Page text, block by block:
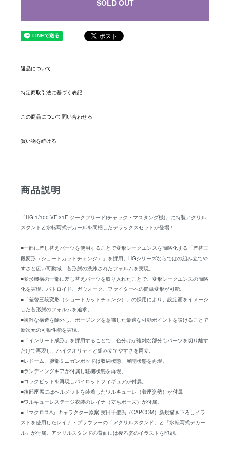
SOLD OUT
返品について
特定商取引法に基づく表記
この商品について問い合わせる
買い物を続ける
商品説明
「HG 1/100 VF-31E ジークフリード(チャック・マスタング機)」に特製アクリル
スタンドと水転写式デカールを同梱したデラックスセットが登場！
■一部に差し替えパーツを使用することで変形シークエンスを簡略化する「差替三
段変形（ショートカットチェンジ）」を採用。HGシリーズならではの組み立てや
すさと広い可動域、各形態の洗練されたフォルムを実現。
■変形機構の一部に差し替えパーツを取り入れたことで、変形シークエンスの簡略
化を実現。バトロイド、ガウォーク、ファイターへの簡単変形が可能。
■「差替三段変形（ショートカットチェンジ）」の採用により、設定画をイメージ
した各形態のフォルムを追求。
■複雑な構造を除外し、ポージングを意識した最適な可動ポイントを設けることで
新次元の可動性能を実現。
■「インサート成形」を採用することで、色分けが複雑な部分もパーツを切り離す
だけで再現し、ハイクオリティと組み立てやすさを両立。
■レドーム、腕部ミニガンポッドは収納状態、展開状態を再現。
■ランディングギアが付属し駐機状態を再現。
■コックピットを再現しパイロットフィギュアが付属。
■後部座席にはヘルメットを装着したワルキューレ（着座姿勢）が付属
■ワルキューレステージ衣装のレイナ（立ちポーズ）が付属。
■『マクロスΔ』キャラクター原案 実田千聖氏（CAPCOM）新規描き下ろしイラ
ストを使用したレイナ・プラウラーの「アクリルスタンド」と「水転写式デカー
ル」が付属。アクリルスタンドの背面には後ろ姿のイラストを印刷。